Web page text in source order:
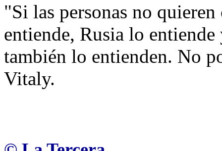
"Si las personas no
entiende, Rusia lo entiende
también lo entienden. No
Vitaly.